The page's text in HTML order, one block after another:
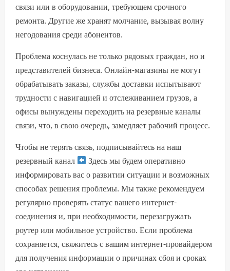
связи или в оборудовании, требующем срочного
ремонта. Другие же хранят молчание, вызывая волну
негодования среди абонентов.
Проблема коснулась не только рядовых граждан, но и
представителей бизнеса. Онлайн-магазины не могут
обрабатывать заказы, службы доставки испытывают
трудности с навигацией и отслеживанием грузов, а
офисы вынуждены переходить на резервные каналы
связи, что, в свою очередь, замедляет рабочий процесс.
Чтобы не терять связь, подписывайтесь на наш
резервный канал
Здесь мы будем оперативно
информировать вас о развитии ситуации и возможных
способах решения проблемы. Мы также рекомендуем
регулярно проверять статус вашего интернет-
соединения и, при необходимости, перезагружать
роутер или мобильное устройство. Если проблема
сохраняется, свяжитесь с вашим интернет-провайдером
для получения информации о причинах сбоя и сроках